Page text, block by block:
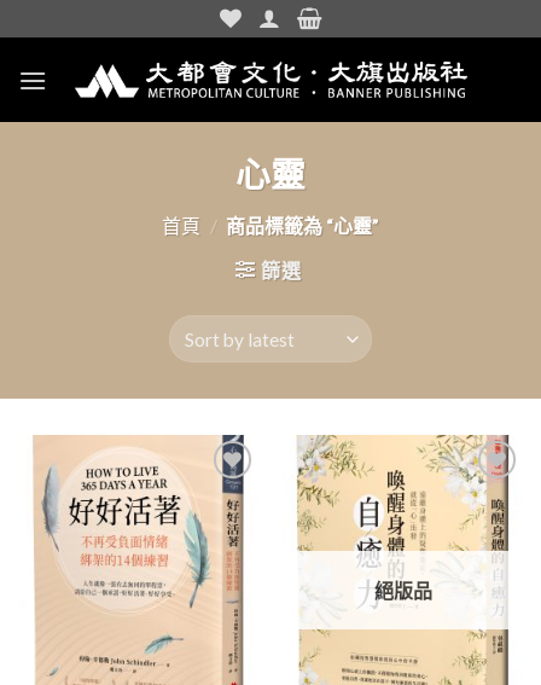
to
content
心靈
首頁 / 商品標籤為 “心靈”
篩選
加入
「願
望清
單」
加入
「願
望清
單」
絕版品